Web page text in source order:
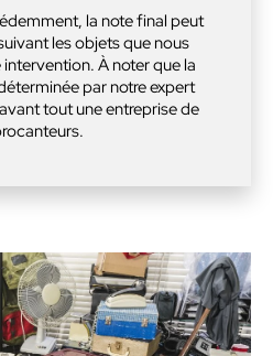
la note final peut
les objets que nous
À noter que la
par notre expert
tout une entreprise de